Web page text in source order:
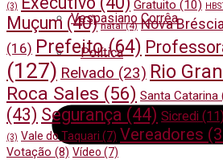
Política
Regional
Vespasiano Corrêa
(3) Gratuito (10)
Muçum (40) natal(4) Nova Bréscia
(16) Prefeito(64)
(127) Relvado (23) Rio
Roca Sales (56) Santa Catarina
(43) Segurança (44) Sicredi (11)
(3) Vale do Taquari (7) Vereadores
Votação (8) Vídeo (7)